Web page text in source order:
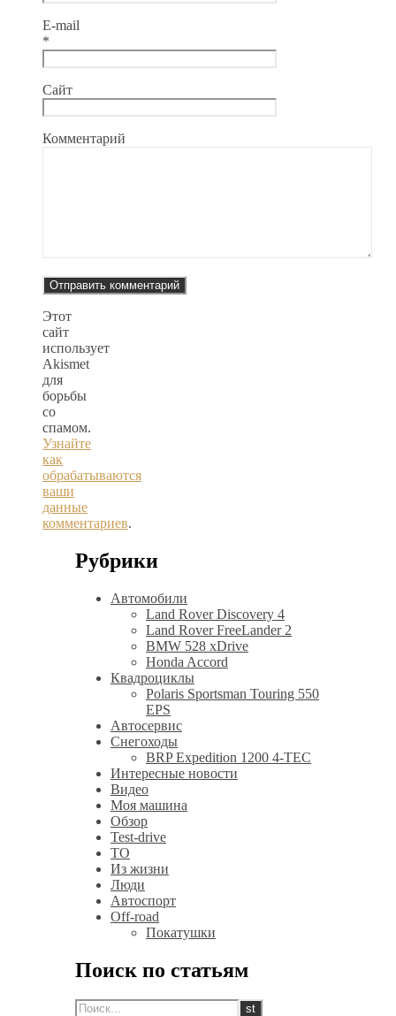
E-mail
*
Сайт
Комментарий
Этот
сайт
использует
Akismet
для
борьбы
со
спамом.
Узнайте
как
обрабатываются
ваши
данные
комментариев.
Рубрики
Автомобили
Land Rover Discovery 4
Land Rover FreeLander 2
BMW 528 xDrive
Honda Accord
Квадроциклы
Polaris Sportsman Touring 550
EPS
Автосервис
Снегоходы
BRP Expedition 1200 4-TEC
Интересные новости
Видео
Моя машина
Обзор
Test-drive
ТО
Из жизни
Люди
Автоспорт
Off-road
Покатушки
Поиск по статьям